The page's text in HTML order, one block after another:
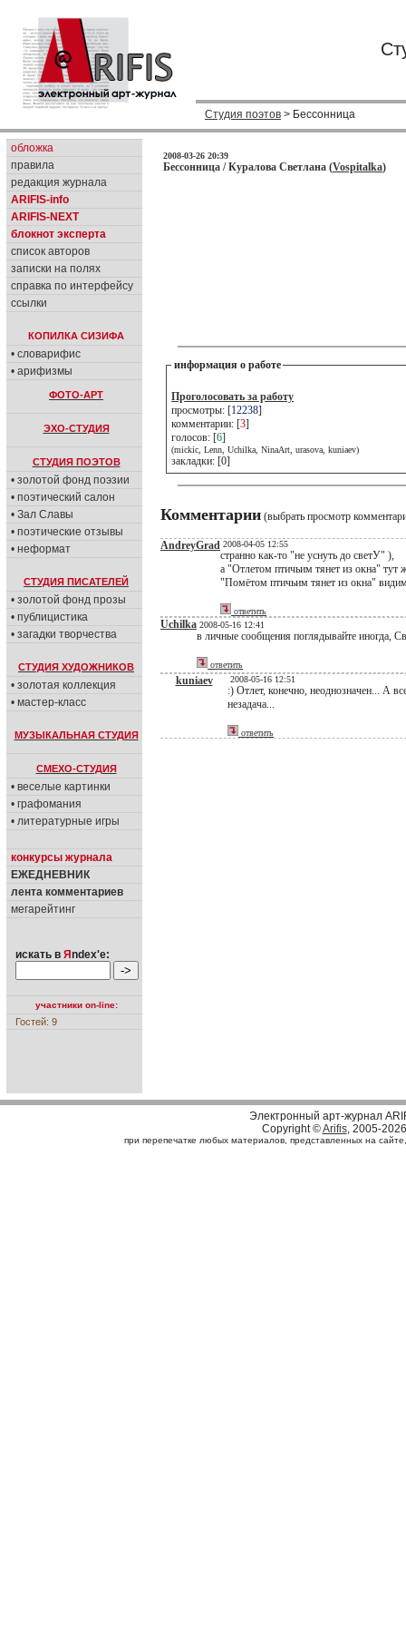
Студия поэтов > Бессонница
обложка
правила
редакция журнала
ARIFIS-info
ARIFIS-NEXT
блокнот эксперта
список авторов
записки на полях
справка по интерфейсу
ссылки
КОПИЛКА СИЗИФА
• словарифис
• арифизмы
ФОТО-АРТ
ЭХО-СТУДИЯ
СТУДИЯ ПОЭТОВ
• золотой фонд поэзии
• поэтический салон
• Зал Славы
• поэтические отзывы
• неформат
СТУДИЯ ПИСАТЕЛЕЙ
• золотой фонд прозы
• публицистика
• загадки творчества
СТУДИЯ ХУДОЖНИКОВ
• золотая коллекция
• мастер-класс
МУЗЫКАЛЬНАЯ СТУДИЯ
СМЕХО-СТУДИЯ
• веселые картинки
• графомания
• литературные игры
конкурсы журнала
ЕЖЕДНЕВНИК
лента комментариев
мегарейтинг
искать в Я ndex'е:
участники on-line:
Гостей: 9
2008-03-26 20:39
Бессонница / Куралова Светлана (Vospitalka)
информация о работе
Проголосовать за работу
просмотры: [12238]
комментарии: [3]
голосов: [6]
(mickic, Lenn, Uchilka, NinaArt, urasova, kuniaev)
закладки: [0]
Комментарии (выбрать просмотр
AndreyGrad 2008-04-05 12:55
странно как-то "не уснуть до светУ" ),
а "Отлетом птичьим тянет из окна" тут
"Помётом птичьим тянет из окна"
ответить
Uchilka 2008-05-16 12:41
в личные сообщения поглядывайте иногда,
ответить
kuniaev 2008-05-16 12:51
:) Отлет, конечно, неоднозначен... А
незадача...
ответить
Электронный арт-журнал
Copyright ©Arifis, 2005-2026
при перепечатке любых материалов, представленных на